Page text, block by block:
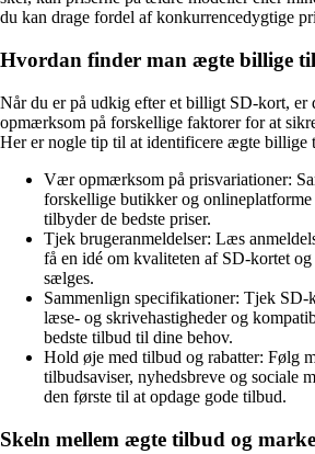
du kan drage fordel af konkurrencedygtige
Hvordan finder man ægte billige
Når du er på udkig efter et billigt SD-kort, er
opmærksom på forskellige faktorer for at
Her er nogle tip til at identificere ægte billige
Vær opmærksom på prisvariationer:
forskellige butikker og
tilbyder de bedste priser.
Tjek brugeranmeldelser: Læs
få en idé om kvaliteten af SD-kortet
sælges.
Sammenlign specifikationer: Tjek SD-
læse- og skrivehastigheder og
bedste tilbud til dine behov.
Hold øje med tilbud og rabatter: Følg
tilbudsaviser, nyhedsbreve og sociale
den første til at opdage gode tilbud.
Skeln mellem ægte tilbud og